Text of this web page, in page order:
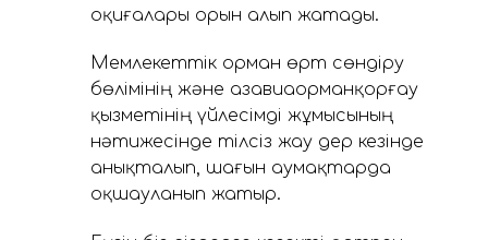
оқиғалары орын алып жатады.
Мемлекеттік орман өрт сөндіру
бөлімінің және Қазавиаорманқорғау
қызметінің үйлесімді жұмысының
нәтижесінде тілсіз жау дер кезінде
анықталып, шағын аумақтарда
оқшауланып жатыр.